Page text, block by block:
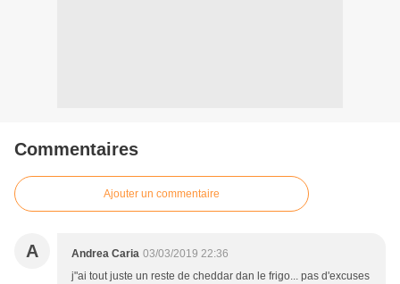
Commentaires
Ajouter un commentaire
A Andrea Caria 03/03/2019 22:36
j"ai tout juste un reste de cheddar dan le frigo... pas d'excuses